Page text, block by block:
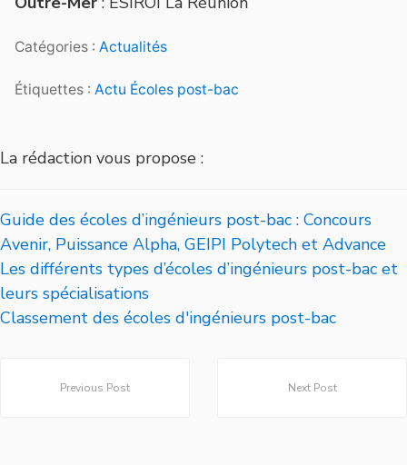
Catégories : Actualités
Étiquettes : Actu Écoles post-bac
La rédaction vous propose :
Guide des écoles d’ingénieurs post-bac : Concours
Avenir, Puissance Alpha, GEIPI Polytech et Advance
Les différents types d’écoles d’ingénieurs post-bac et
leurs spécialisations
Classement des écoles d'ingénieurs post-bac
Previous Post Next Post